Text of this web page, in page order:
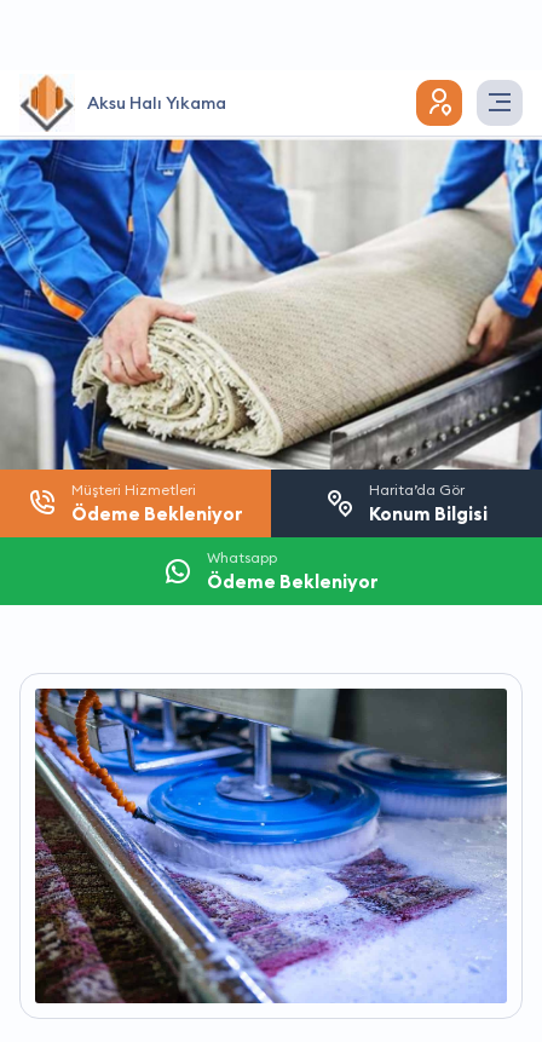
Aksu Halı Yıkama
Müşteri Hizmetleri
Ödeme Bekleniyor
Harita’da Gör
Konum Bilgisi
Whatsapp
Ödeme Bekleniyor